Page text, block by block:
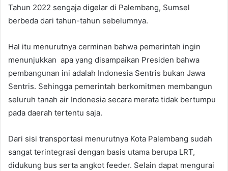
Tahun 2022 sengaja digelar di Palembang, Sumsel
berbeda dari tahun-tahun sebelumnya.
Hal itu menurutnya cerminan bahwa pemerintah ingin
menunjukkan apa yang disampaikan Presiden bahwa
pembangunan ini adalah Indonesia Sentris bukan Jawa
Sentris. Sehingga pemerintah berkomitmen membangun
seluruh tanah air Indonesia secara merata tidak bertumpu
pada daerah tertentu saja.
Dari sisi transportasi menurutnya Kota Palembang sudah
sangat terintegrasi dengan basis utama berupa LRT,
didukung bus serta angkot feeder. Selain dapat mengurai